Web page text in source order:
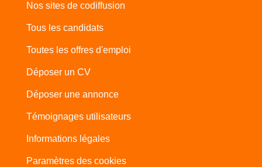
Nos sites de codiffusion
Tous les candidats
Toutes les offres d'emploi
Déposer un CV
Déposer une annonce
Témoignages utilisateurs
Informations légales
Paramètres des cookies